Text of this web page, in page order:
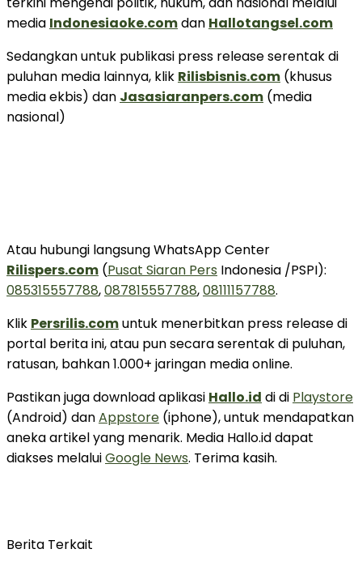
media Indonesiaoke.comdan Hallotangsel.com
Sedangkan untuk publikasi press release serentak di
puluhan media lainnya, klik Rilisbisnis.com (khusus
media ekbis) dan Jasasiaranpers.com (media
nasional)
Atau hubungi langsung WhatsApp Center
Rilispers.com (Pusat Siaran Pers Indonesia /PSPI):
085315557788,087815557788,08111157788.
Klik Persrilis.comuntuk menerbitkan press release di
portal berita ini, atau pun secara serentak di puluhan,
ratusan, bahkan 1.000+ jaringan media online.
Pastikan juga download aplikasi Hallo.id di di Playstore
(Android) danAppstore (iphone), untuk mendapatkan
aneka artikel yang menarik. Media Hallo.id dapat
diakses melaluiGoogle News. Terima kasih.
Berita Terkait